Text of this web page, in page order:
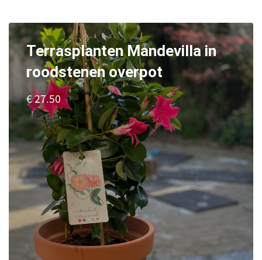
Terrasplanten Mandevilla in
roodstenen overpot
€ 27.50